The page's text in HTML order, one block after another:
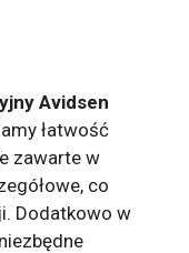
Avidsen
łatwość
zawarte w
co
Dodatkowo w